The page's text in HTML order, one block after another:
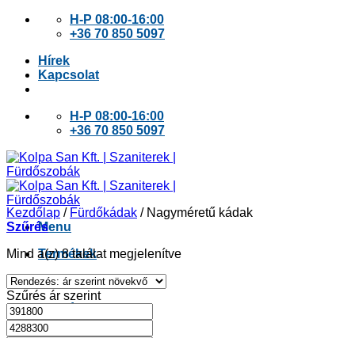
Skip
H-P 08:00-16:00
+36 70 850 5097
Hírek
Kapcsolat
H-P 08:00-16:00
+36 70 850 5097
Menu
Termékek
Kolpa San
Kezdőlap / Fürdőkádak /Nagyméretű kádak
Szűrés
Mind a(z) 8 találat megjelenítveSorted
Szűrés ár szerint
Min
ár
Max
ár